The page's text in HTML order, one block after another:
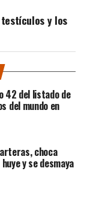
y los
42 del listado de
del mundo en
choca
y se desmaya